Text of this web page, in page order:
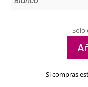
Solo
Eurostil
¡ Si compras